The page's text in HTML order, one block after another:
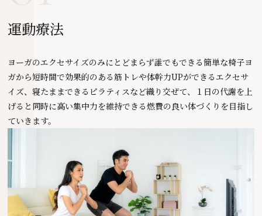
運動療法
ヨーガのエクセサイズのみにとどまらず誰でもできる簡単な椅子ヨ
ガから短時間で効果的のある筋トレや体幹力UPができるエクセサ
イズ、寝たままできるピラティスなど織り交ぜて、１日の代謝を上
げると同時に高い集中力を維持できる燃費の良い体づくりを目指し
ていきます。